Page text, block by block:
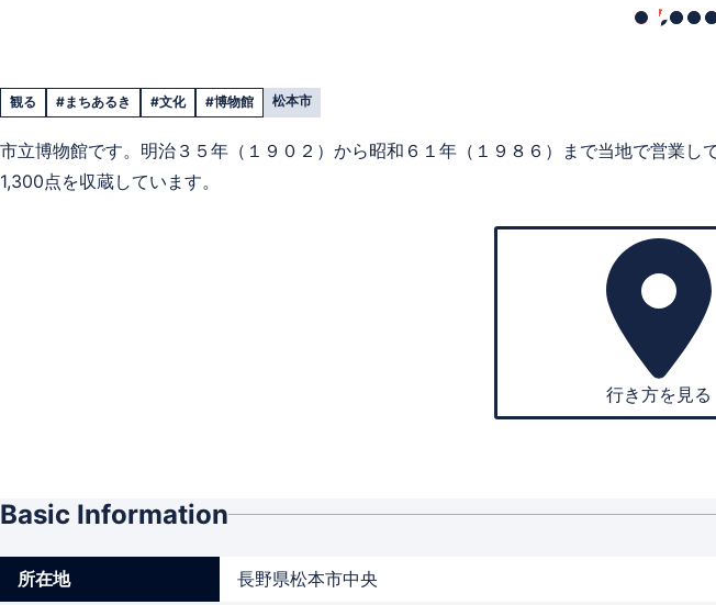
観る #まちあるき #文化 #博物館 松本市
市立博物館です。明治３５年（１９０２）から昭和６１年（１９８６）まで当地で営業
1,300点を収蔵しています。
行き方を見る
Basic Information
所在地 長野県松本市中央